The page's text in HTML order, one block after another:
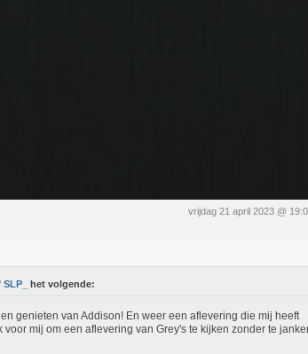
vrijdag 21 april 2023 @
SLP_ het volgende:
genieten van Addison! En weer een aflevering die mij heeft
mij om een aflevering van Grey's te kijken zonder te